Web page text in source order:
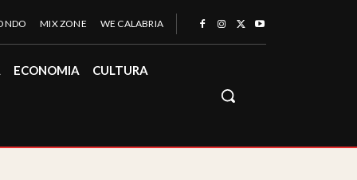
MIX ZONE WE CALABRIA
ECONOMIA CULTURA